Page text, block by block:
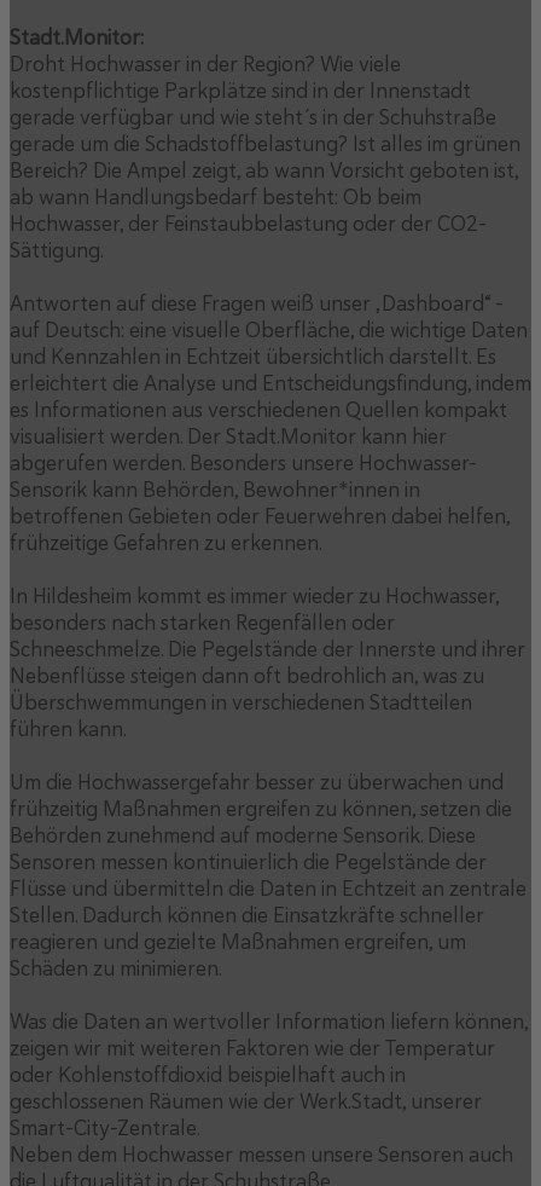
Stadt.Monitor:
Droht Hochwasser in der Region? Wie viele
kostenpflichtige Parkplätze sind in der Innenstadt
gerade verfügbar und wie steht´s in der Schuhstraße
gerade um die Schadstoffbelastung? Ist alles im grünen
Bereich? Die Ampel zeigt, ab wann Vorsicht geboten ist,
ab wann Handlungsbedarf besteht: Ob beim
Hochwasser, der Feinstaubbelastung oder der CO2-
Sättigung.
Antworten auf diese Fragen weiß unser „Dashboard“ –
auf Deutsch: eine visuelle Oberfläche, die wichtige Daten
und Kennzahlen in Echtzeit übersichtlich darstellt. Es
erleichtert die Analyse und Entscheidungsfindung, indem
es Informationen aus verschiedenen Quellen kompakt
visualisiert werden. Der Stadt.Monitor kann hier
abgerufen werden. Besonders unsere Hochwasser-
Sensorik kann Behörden, Bewohner*innen in
betroffenen Gebieten oder Feuerwehren dabei helfen,
frühzeitige Gefahren zu erkennen.
In Hildesheim kommt es immer wieder zu Hochwasser,
besonders nach starken Regenfällen oder
Schneeschmelze. Die Pegelstände der Innerste und ihrer
Nebenflüsse steigen dann oft bedrohlich an, was zu
Überschwemmungen in verschiedenen Stadtteilen
führen kann.
Um die Hochwassergefahr besser zu überwachen und
frühzeitig Maßnahmen ergreifen zu können, setzen die
Behörden zunehmend auf moderne Sensorik. Diese
Sensoren messen kontinuierlich die Pegelstände der
Flüsse und übermitteln die Daten in Echtzeit an zentrale
Stellen. Dadurch können die Einsatzkräfte schneller
reagieren und gezielte Maßnahmen ergreifen, um
Schäden zu minimieren.
Was die Daten an wertvoller Information liefern können,
zeigen wir mit weiteren Faktoren wie der Temperatur
oder Kohlenstoffdioxid beispielhaft auch in
geschlossenen Räumen wie der Werk.Stadt, unserer
Smart-City-Zentrale.
Neben dem Hochwasser messen unsere Sensoren auch